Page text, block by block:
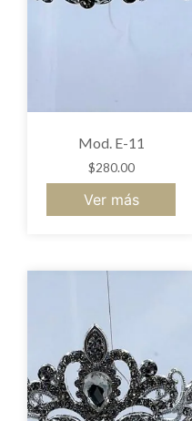
Mod. E-11
$280.00
Ver más